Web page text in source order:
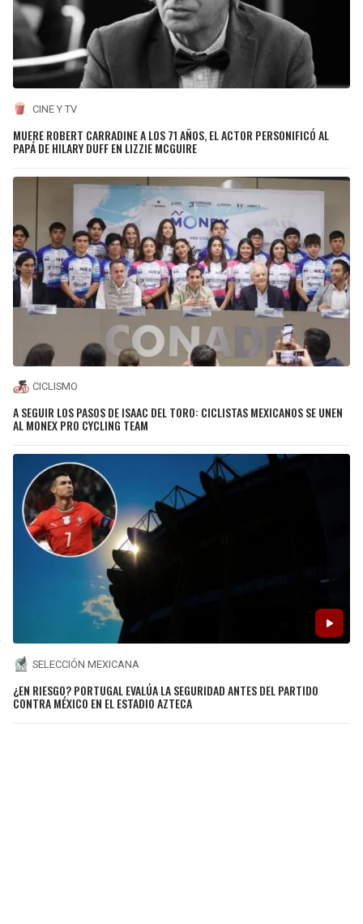
CINE Y TV
MUERE ROBERT CARRADINE A LOS 71 AÑOS, EL ACTOR PERSONIFICÓ AL
PAPÁ DE HILARY DUFF EN LIZZIE MCGUIRE
CICLISMO
A SEGUIR LOS PASOS DE ISAAC DEL TORO: CICLISTAS MEXICANOS SE UNEN
AL MONEX PRO CYCLING TEAM
SELECCIÓN MEXICANA
¿EN RIESGO? PORTUGAL EVALÚA LA SEGURIDAD ANTES DEL PARTIDO
CONTRA MÉXICO EN EL ESTADIO AZTECA